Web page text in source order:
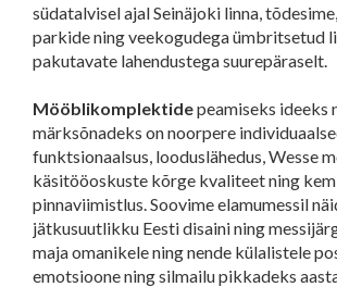
südatalvisel ajal Seinäjoki linna,
parkide ning veekogudega ümbritsetud
pakutavate lahendustega suurepäraselt.
Mööblikomplektidepeamiseks ideeks
märksõnadeks on noorpere
funktsionaalsus, looduslähedus, Wesse
käsitööoskuste kõrge kvaliteet ning
pinnaviimistlus. Soovime elamumessil
jätkusuutlikku Eesti disaini ning
maja omanikele ning nende külalistele
emotsioone ning silmailu pikkadeks